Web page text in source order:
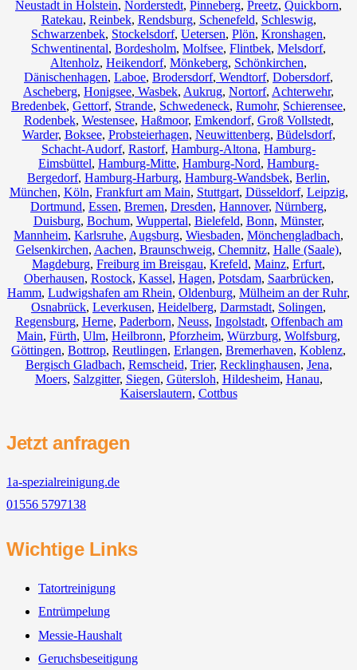
Neustadt in Holstein, Norderstedt, Pinneberg, Preetz, Quickborn,
Ratekau, Reinbek, Rendsburg, Schenefeld, Schleswig,
Schwarzenbek, Stockelsdorf, Uetersen, Plön, Kronshagen,
Schwentinental, Bordesholm, Molfsee, Flintbek, Melsdorf,
Altenholz, Heikendorf, Mönkeberg, Schönkirchen,
Dänischenhagen, Laboe, Brodersdorf, Wendtorf, Dobersdorf,
Ascheberg, Honigsee, Wasbek, Aukrug, Nortorf, Achterwehr,
Bredenbek, Gettorf, Strande, Schwedeneck, Rumohr, Schierensee,
Rodenbek, Westensee, Haßmoor, Emkendorf, Groß Vollstedt,
Warder, Boksee, Probsteierhagen, Neuwittenberg, Büdelsdorf,
Schacht-Audorf, Rastorf, Hamburg-Altona, Hamburg-
Eimsbüttel, Hamburg-Mitte, Hamburg-Nord, Hamburg-
Bergedorf, Hamburg-Harburg, Hamburg-Wandsbek, Berlin,
München, Köln, Frankfurt am Main, Stuttgart, Düsseldorf, Leipzig,
Dortmund, Essen, Bremen, Dresden, Hannover, Nürnberg,
Duisburg, Bochum, Wuppertal, Bielefeld, Bonn, Münster,
Mannheim, Karlsruhe, Augsburg, Wiesbaden, Mönchengladbach,
Gelsenkirchen, Aachen, Braunschweig, Chemnitz⁠, Halle (Saale),
Magdeburg, Freiburg im Breisgau, Krefeld, Mainz, Erfurt,
Oberhausen, Rostock, Kassel, Hagen, Potsdam, Saarbrücken,
Hamm, Ludwigshafen am Rhein, Oldenburg, Mülheim an der Ruhr,
Osnabrück, Leverkusen, Heidelberg, Darmstadt, Solingen,
Regensburg, Herne, Paderborn, Neuss, Ingolstadt, Offenbach am
Main, Fürth, Ulm, Heilbronn, Pforzheim, Würzburg, Wolfsburg,
Göttingen, Bottrop, Reutlingen, Erlangen, Bremerhaven, Koblenz,
Bergisch Gladbach, Remscheid, Trier, Recklinghausen, Jena,
Moers, Salzgitter, Siegen, Gütersloh, Hildesheim, Hanau,
Kaiserslautern, Cottbus
Jetzt anfragen
1a-spezialreinigung.de
01556 5797138
Wichtige Links
Tatortreinigung
Entrümpelung
Messie-Haushalt
Geruchsbeseitigung